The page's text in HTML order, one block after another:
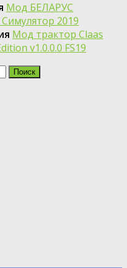
Мод БЕЛАРУС
2019
Moд трактор Claas
v1.0.0.0 FS19